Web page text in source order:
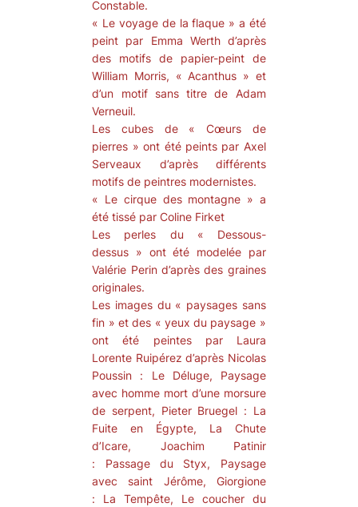
Constable.
« Le voyage de la flaque » a été
peint par Emma Werth d’après
des motifs de papier-peint de
William Morris, « Acanthus » et
d’un motif sans titre de Adam
Verneuil.
Les cubes de « Cœurs de
pierres » ont été peints par Axel
Serveaux d’après différents
motifs de peintres modernistes.
« Le cirque des montagne » a
été tissé par Coline Firket
Les perles du « Dessous-
dessus » ont été modelée par
Valérie Perin d’après des graines
originales.
Les images du « paysages sans
fin » et des « yeux du paysage »
ont été peintes par Laura
Lorente Ruipérez d’après Nicolas
Poussin : Le Déluge, Paysage
avec homme mort d’une morsure
de serpent, Pieter Bruegel : La
Fuite en Égypte, La Chute
d’Icare, Joachim Patinir
: Passage du Styx, Paysage
avec saint Jérôme, Giorgione
: La Tempête, Le coucher du